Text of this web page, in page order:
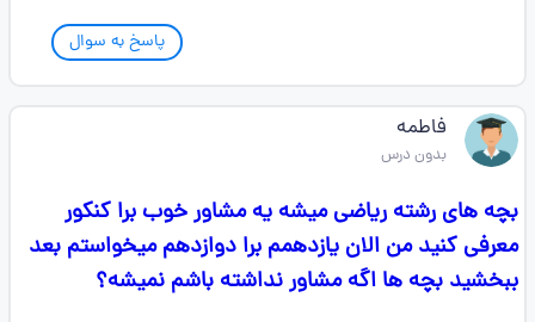
پاسخ به سوال
فاطمه
بدون درس
بچه های رشته ریاضی میشه یه مشاور خوب برا کنکور
معرفی کنید من الان یازدهمم برا دوازدهم میخواستم بعد
ببخشید بچه ها اگه مشاور نداشته باشم نمیشه؟